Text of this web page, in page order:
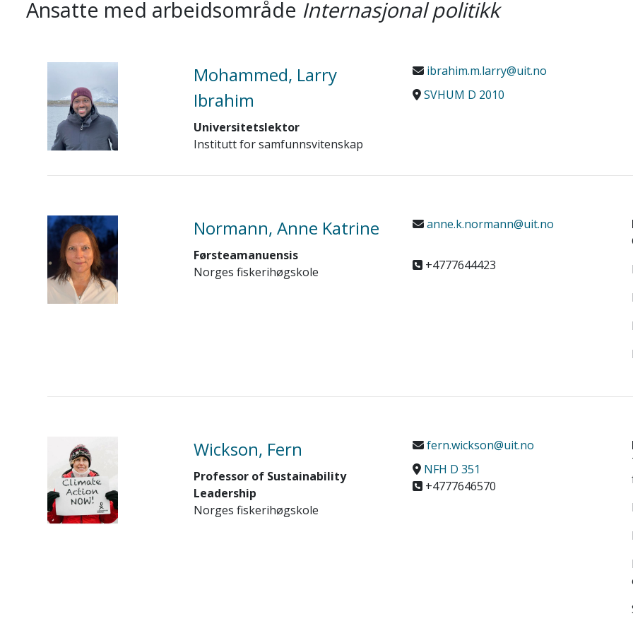
Ansatte med arbeidsområde Internasjonal politikk
Mohammed, Larry
Ibrahim
Universitetslektor
Institutt for samfunnsvitenskap
ibrahim.m.larry@uit.no
SVHUM D 2010
Normann, Anne Katrine
Førsteamanuensis
Norges fiskerihøgskole
anne.k.normann@uit.no
+4777644423
Wickson, Fern
Professor of Sustainability
Leadership
Norges fiskerihøgskole
fern.wickson@uit.no
NFH D 351
+4777646570